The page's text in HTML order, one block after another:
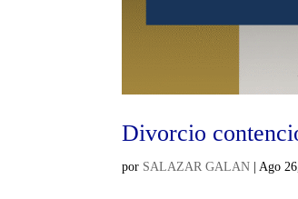
Divorcio
por SALAZAR GALAN | Ago